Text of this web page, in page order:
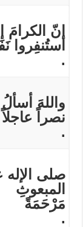
إنّ الكرامَ
استُنفِروا
.
واللهَ أسألُ
نصراً عاجلاً
.
صلى الإله
المبعوثِ
مَرْحَمَةً
.